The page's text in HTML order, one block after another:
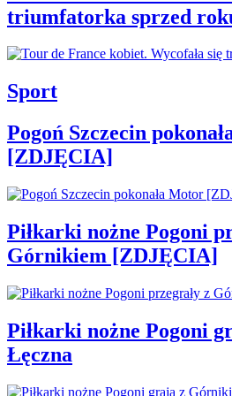
triumfatorka sprzed
Sport
Pogoń Szczecin
[ZDJĘCIA]
Piłkarki nożne Pogoni
Górnikiem [ZDJĘCIA]
Piłkarki nożne Pogoni
Łęczna